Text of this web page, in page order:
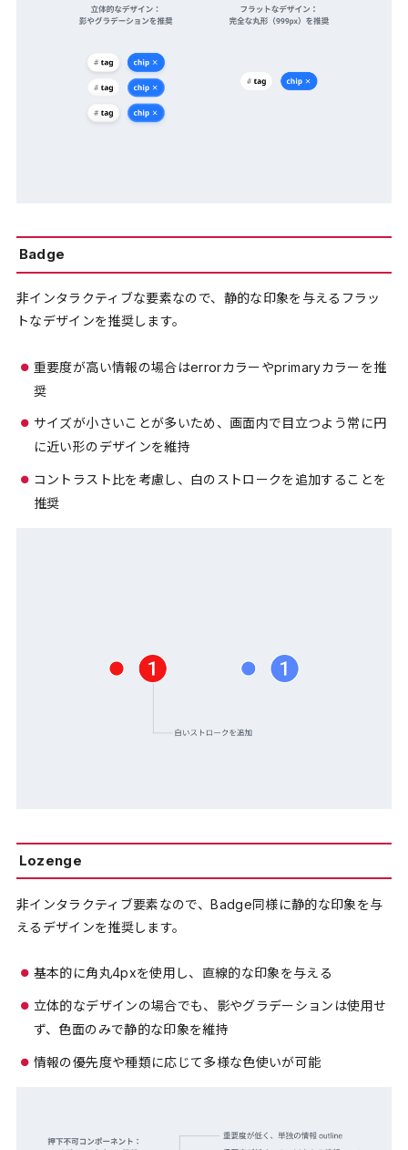
Badge
非インタラクティブな要素なので、静的な印象を与えるフラッ
トなデザインを推奨します。
重要度が高い情報の場合はerrorカラーやprimaryカラーを推
奨
サイズが小さいことが多いため、画面内で目立つよう常に円
に近い形のデザインを維持
コントラスト比を考慮し、白のストロークを追加することを
推奨
Lozenge
非インタラクティブ要素なので、Badge同様に静的な印象を与
えるデザインを推奨します。
基本的に角丸4pxを使用し、直線的な印象を与える
立体的なデザインの場合でも、影やグラデーションは使用せ
ず、色面のみで静的な印象を維持
情報の優先度や種類に応じて多様な色使いが可能